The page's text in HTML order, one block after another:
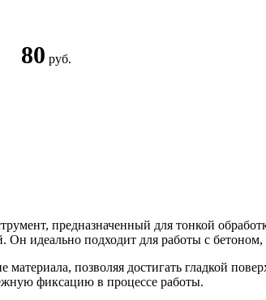
80 руб.
предназначенный для тонкой
идеально подходит для работы с
позволяя достигать гладкой
фиксацию в процессе работы.